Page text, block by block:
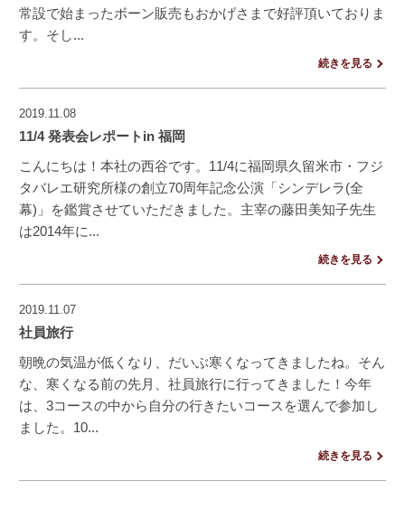
常設で始まったボーン販売もおかげさまで好評頂いておりま
す。そし...
続きを見る
2019.11.08
11/4 発表会レポートin 福岡
こんにちは！本社の西谷です。11/4に福岡県久留米市・フジ
タバレエ研究所様の創立70周年記念公演「シンデレラ(全
幕)」を鑑賞させていただきました。主宰の藤田美知子先生
は2014年に...
続きを見る
2019.11.07
社員旅行
朝晩の気温が低くなり、だいぶ寒くなってきましたね。そん
な、寒くなる前の先月、社員旅行に行ってきました！今年
は、3コースの中から自分の行きたいコースを選んで参加し
ました。10...
続きを見る